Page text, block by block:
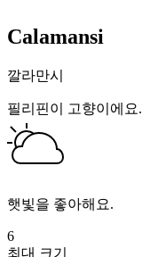
Calamansi
깔라만시
필리핀이 고향이에요.
햇빛을 좋아해요.
6
최대 크기